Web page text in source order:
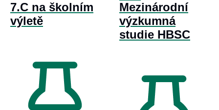
7.C na školním
výletě
Mezinárodní
výzkumná
studie HBSC